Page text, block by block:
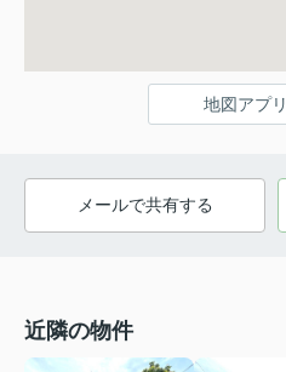
地図アプ
メールで共有する
近隣の物件